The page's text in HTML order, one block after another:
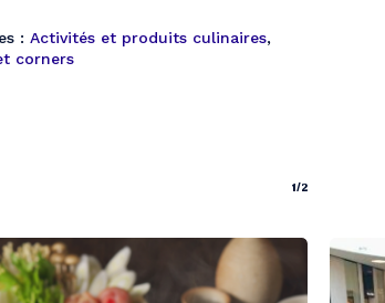
: Activités et produits culinaires,
corners
1/2